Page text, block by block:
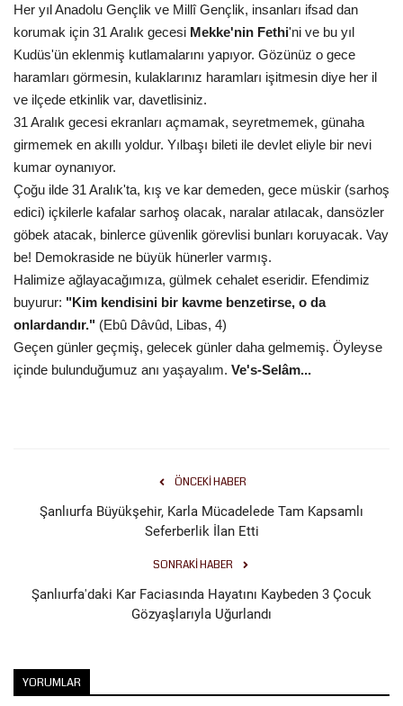
Her yıl Anadolu Gençlik ve Millî Gençlik, insanları ifsad dan
korumak için 31 Aralık gecesi Mekke'nin Fethi'ni ve bu yıl
Kudüs'ün eklenmiş kutlamalarını yapıyor. Gözünüz o gece
haramları görmesin, kulaklarınız haramları işitmesin diye her il
ve ilçede etkinlik var, davetlisiniz.
31 Aralık gecesi ekranları açmamak, seyretmemek, günaha
girmemek en akıllı yoldur. Yılbaşı bileti ile devlet eliyle bir nevi
kumar oynanıyor.
Çoğu ilde 31 Aralık'ta, kış ve kar demeden, gece müskir (sarhoş
edici) içkilerle kafalar sarhoş olacak, naralar atılacak, dansözler
göbek atacak, binlerce güvenlik görevlisi bunları koruyacak. Vay
be! Demokraside ne büyük hünerler varmış.
Halimize ağlayacağımıza, gülmek cehalet eseridir. Efendimiz
buyurur: "Kim kendisini bir kavme benzetirse, o da
onlardandır." (Ebû Dâvûd, Libas, 4)
Geçen günler geçmiş, gelecek günler daha gelmemiş. Öyleyse
içinde bulunduğumuz anı yaşayalım. Ve's-Selâm...
ÖNCEKI HABER
Şanlıurfa Büyükşehir, Karla Mücadelede Tam Kapsamlı
Seferberlik İlan Etti
SONRAKI HABER
Şanlıurfa'daki Kar Faciasında Hayatını Kaybeden 3 Çocuk
Gözyaşlarıyla Uğurlandı
YORUMLAR